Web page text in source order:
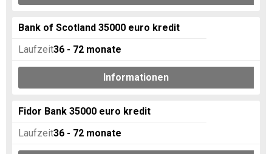
Bank of Scotland 35000 euro kredit
Laufzeit36 - 72 monate
Informationen
Fidor Bank 35000 euro kredit
Laufzeit36 - 72 monate